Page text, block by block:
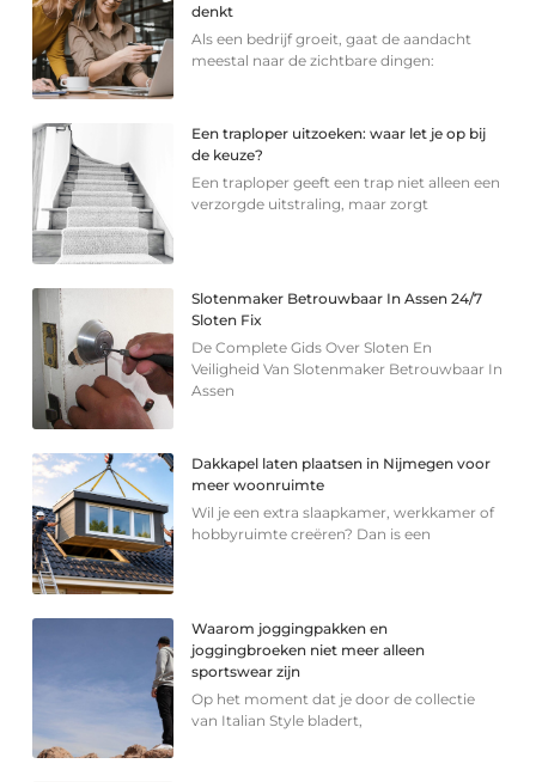
denkt
Als een bedrijf groeit, gaat de aandacht
meestal naar de zichtbare dingen:
Een traploper uitzoeken: waar let je op bij
de keuze?
Een traploper geeft een trap niet alleen een
verzorgde uitstraling, maar zorgt
Slotenmaker Betrouwbaar In Assen 24/7
Sloten Fix
De Complete Gids Over Sloten En
Veiligheid Van Slotenmaker Betrouwbaar In
Assen
Dakkapel laten plaatsen in Nijmegen voor
meer woonruimte
Wil je een extra slaapkamer, werkkamer of
hobbyruimte creëren? Dan is een
Waarom joggingpakken en
joggingbroeken niet meer alleen
sportswear zijn
Op het moment dat je door de collectie
van Italian Style bladert,